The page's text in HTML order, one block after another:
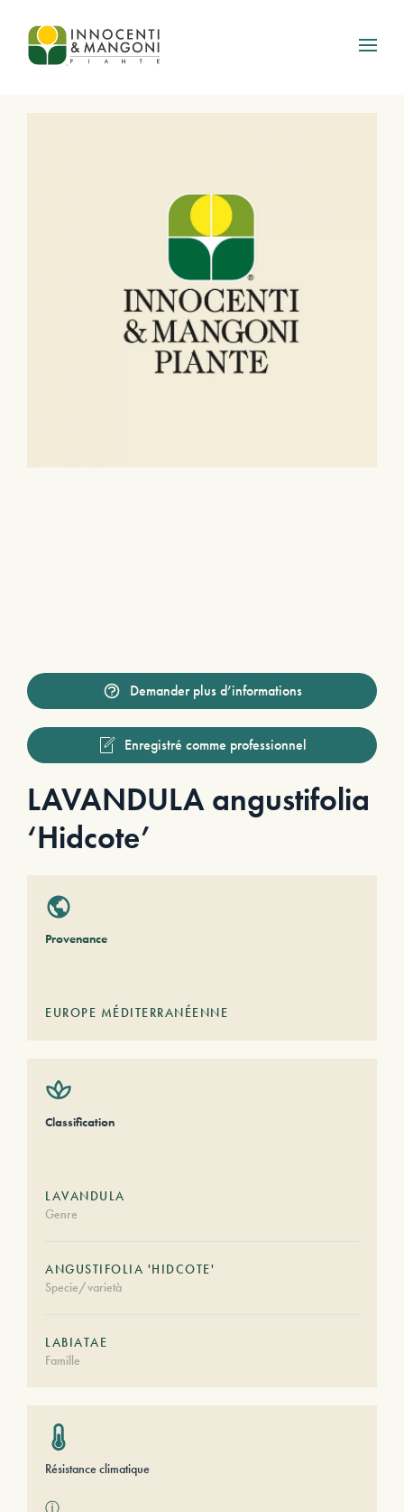
Skip to main content
Demander plus d’informations
Enregistré comme professionnel
LAVANDULA angustifolia
‘Hidcote’
Provenance
EUROPE MÉDITERRANÉENNE
Classification
LAVANDULA
Genre
ANGUSTIFOLIA 'HIDCOTE'
Specie/varietà
LABIATAE
Famille
Résistance climatique
ⓘ